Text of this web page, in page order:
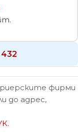
фирми
до адрес,